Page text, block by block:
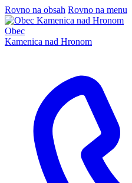
Rovno na obsah Rovno na menu
Obec
Kamenica nad Hronom